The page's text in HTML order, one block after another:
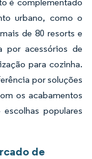
urbano, como o
de 80 resorts e
por acessórios de
para cozinha.
por soluções
os acabamentos
populares
de